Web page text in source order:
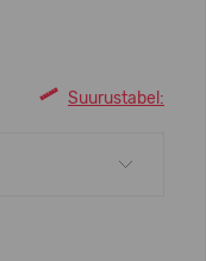
Suurustabel: